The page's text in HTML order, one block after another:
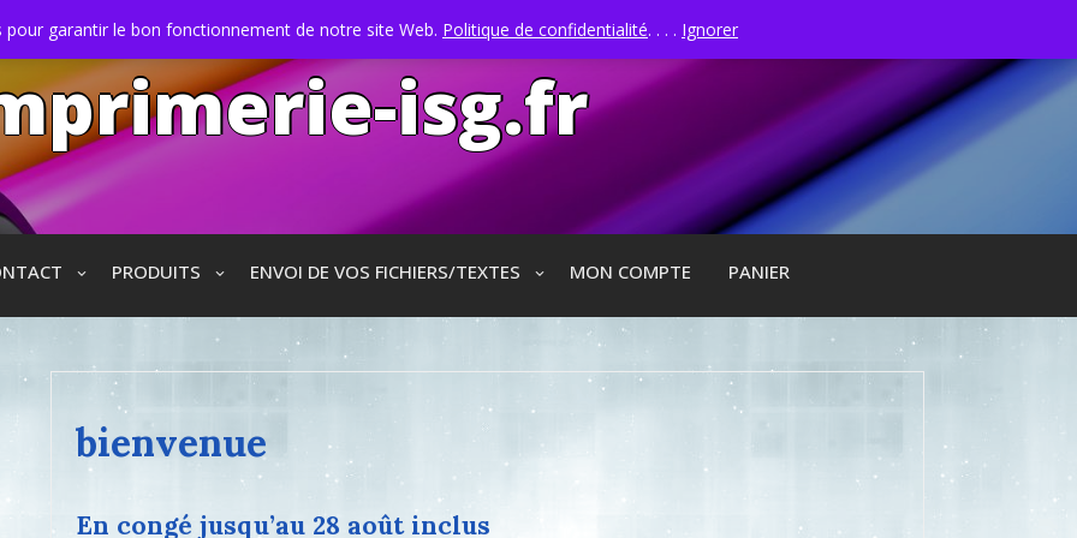
pour garantir le bon fonctionnement de notre site Web. Politique de confidentialité. . . . Ignorer
isg.fr
PRODUITS ENVOI DE VOS FICHIERS/TEXTES MON COMPTE PANIER
bienvenue
En congé jusqu’au 28 août inclus